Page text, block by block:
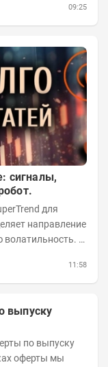
09:25
сигналы,
для
направление
волатильность. В
11:58
выпуску
оферты мы